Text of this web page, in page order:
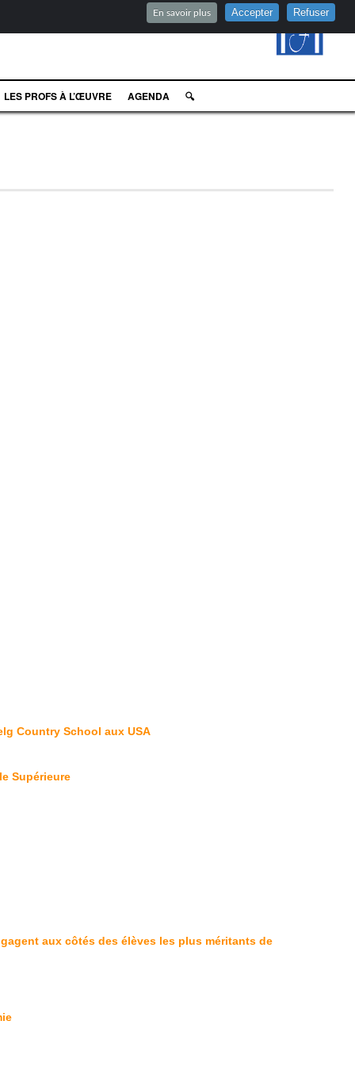
En savoir plus Accepter Refuser
LES PROFS À L’ŒUVRE AGENDA 🔍
Country School aux USA
Supérieure
aux côtés des élèves les plus méritants de